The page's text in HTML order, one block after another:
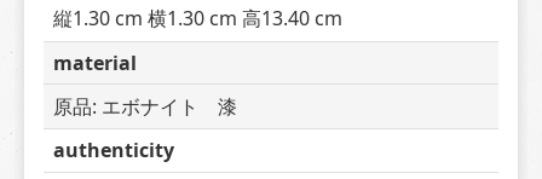
縦1.30 cm 横1.30 cm 高13.40 cm
material
原品: エボナイト　漆
authenticity